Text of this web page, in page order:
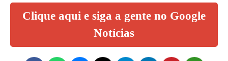
Clique aqui e siga a gente no Google
Notícias